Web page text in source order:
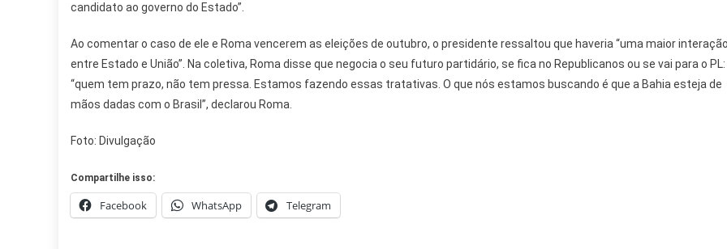
candidato ao governo do Estado”.
Ao comentar o caso de ele e Roma vencerem as eleições de outubro, o presidente ressaltou que haveria “uma maior
entre Estado e União”. Na coletiva, Roma disse que negocia o seu futuro partidário, se fica no Republicanos ou se vai para o PL:
“quem tem prazo, não tem pressa. Estamos fazendo essas tratativas. O que nós estamos buscando é que a Bahia esteja de
mãos dadas com o Brasil”, declarou Roma.
Foto: Divulgação
Compartilhe isso:
Facebook WhatsApp Telegram